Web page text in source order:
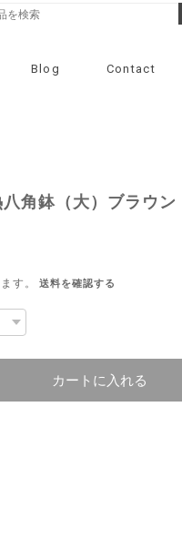
Blog Contact
角鉢（大）ブラウン
す。 送料を確認する
カートに入れる